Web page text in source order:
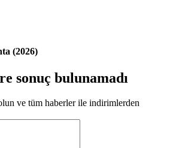
(2026)
sonuç bulunamadı
ve tüm haberler ile indirimlerden